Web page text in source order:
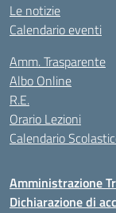
Le notizie
Calendario eventi
Amm. Trasparente
Albo Online
R.E.
Orario Lezioni
Calendario
Amministrazione
Dichiarazione di